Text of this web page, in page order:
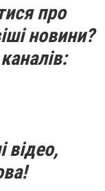
про
новини?
відео,